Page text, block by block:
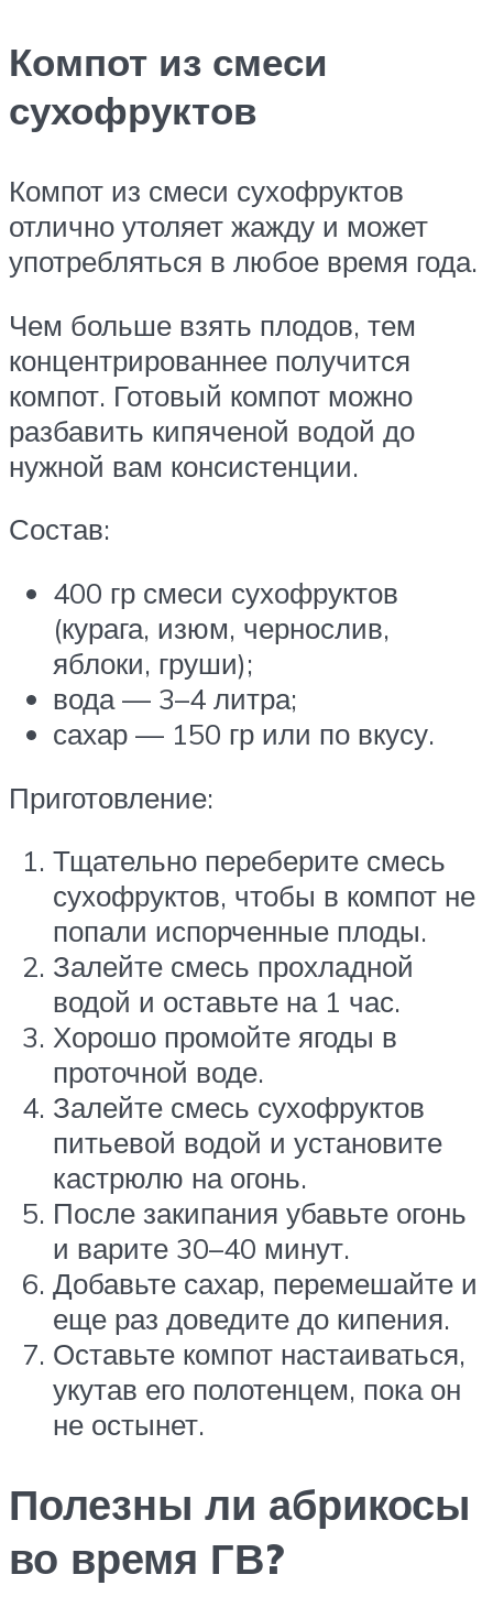
Компот из смеси
сухофруктов
Компот из смеси сухофруктов
отлично утоляет жажду и может
употребляться в любое время года.
Чем больше взять плодов, тем
концентрированнее получится
компот. Готовый компот можно
разбавить кипяченой водой до
нужной вам консистенции.
Состав:
400 гр смеси сухофруктов
(курага, изюм, чернослив,
яблоки, груши);
вода — 3–4 литра;
сахар — 150 гр или по вкусу.
Приготовление:
Тщательно переберите смесь
сухофруктов, чтобы в компот не
попали испорченные плоды.
Залейте смесь прохладной
водой и оставьте на 1 час.
Хорошо промойте ягоды в
проточной воде.
Залейте смесь сухофруктов
питьевой водой и установите
кастрюлю на огонь.
После закипания убавьте огонь
и варите 30–40 минут.
Добавьте сахар, перемешайте и
еще раз доведите до кипения.
Оставьте компот настаиваться,
укутав его полотенцем, пока он
не остынет.
Полезны ли абрикосы
во время ГВ?